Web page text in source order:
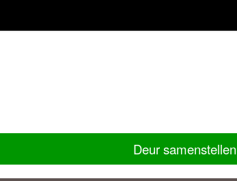
Deur samenstellen